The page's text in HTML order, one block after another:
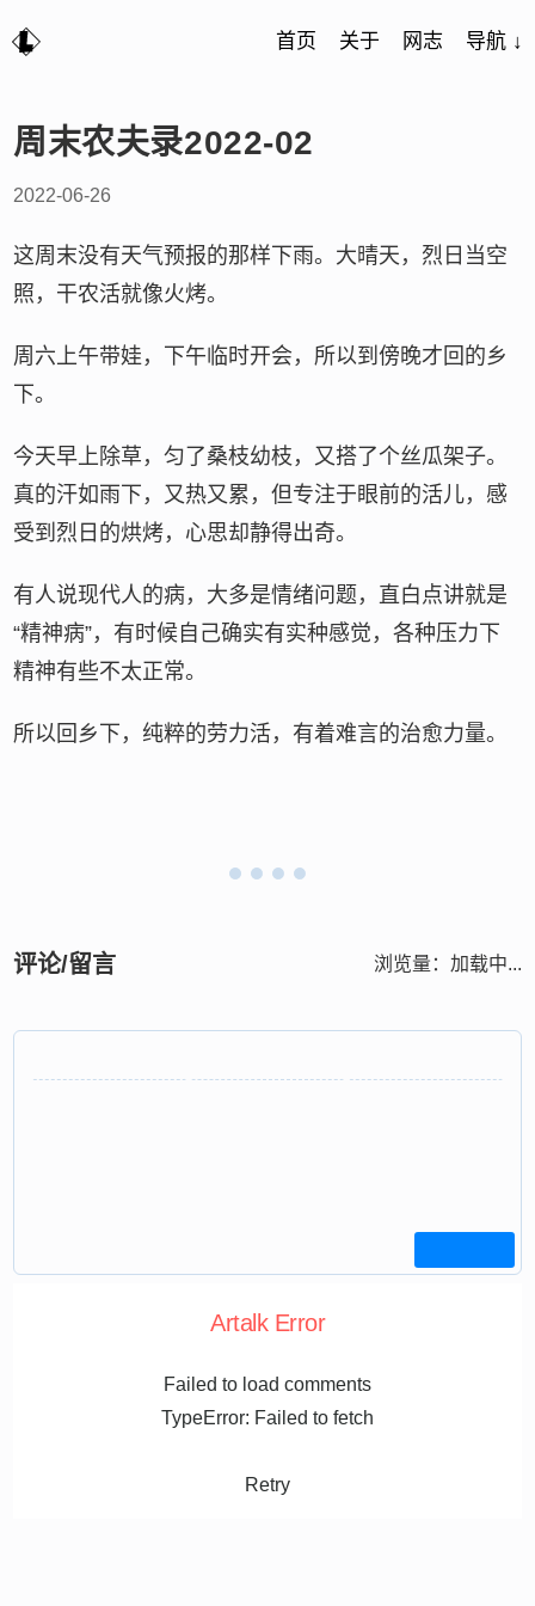
首页 关于 网志 导航 ↓
周末农夫录2022-02
2022-06-26
这周末没有天气预报的那样下雨。大晴天，烈日当空
照，干农活就像火烤。
周六上午带娃，下午临时开会，所以到傍晚才回的乡
下。
今天早上除草，匀了桑枝幼枝，又搭了个丝瓜架子。
真的汗如雨下，又热又累，但专注于眼前的活儿，感
受到烈日的烘烤，心思却静得出奇。
有人说现代人的病，大多是情绪问题，直白点讲就是
“精神病”，有时候自己确实有实种感觉，各种压力下
精神有些不太正常。
所以回乡下，纯粹的劳力活，有着难言的治愈力量。
评论/留言 浏览量： 加载中...
Artalk Error
Failed to load comments
TypeError: Failed to fetch
Retry